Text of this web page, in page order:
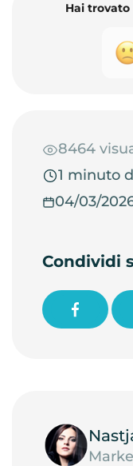
Hai
8464
1 minuto
04/03/
Condividi